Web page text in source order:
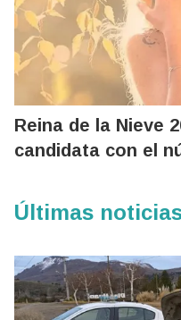
Reina de la Nieve
candidata con el
Últimas